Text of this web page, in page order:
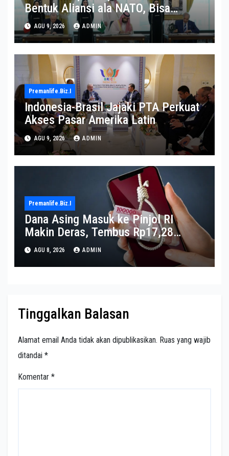
Bentuk Aliansi ala NATO, Bisa
Terseret dalam Perang Iran?
AGU 9, 2026 ADMIN
Premanlife.biz.i
Indonesia-Brasil Jajaki PTA Perkuat
Akses Pasar Amerika Latin
AGU 9, 2026 ADMIN
Premanlife.biz.i
Dana Asing Masuk ke Pinjol RI
Makin Deras, Tembus Rp17,28
Triliun per Juni 2026
AGU 8, 2026 ADMIN
Tinggalkan Balasan
Alamat email Anda tidak akan dipublikasikan. Ruas yang wajib
ditandai *
Komentar *